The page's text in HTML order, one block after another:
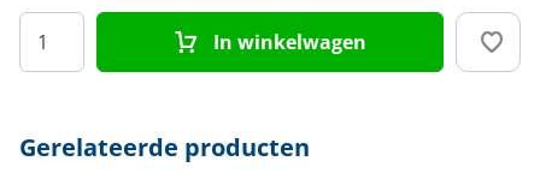
In winkelwagen
Gerelateerde producten